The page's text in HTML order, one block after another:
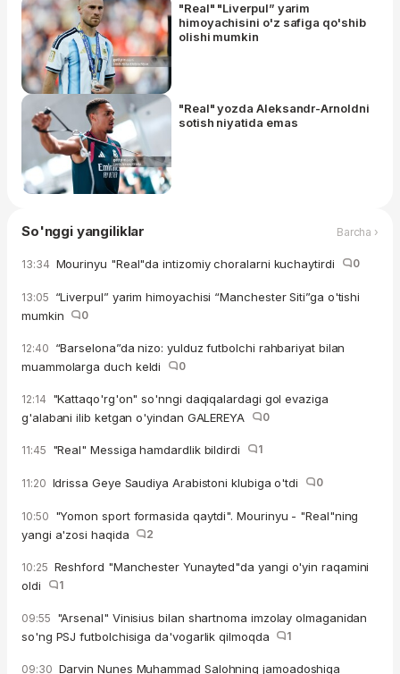
"Real" "Liverpul” yarim
himoyachisini o'z safiga qo'shib
olishi mumkin
"Real" yozda Aleksandr-Arnoldni
sotish niyatida emas
So'nggi yangiliklar Barcha ›
13:34 Mourinyu "Real"da intizomiy choralarni kuchaytirdi 0
13:05 “Liverpul” yarim himoyachisi “Manchester Siti”ga o'tishi
mumkin
0
12:40 “Barselona”da nizo: yulduz futbolchi rahbariyat bilan
muammolarga duch keldi
0
12:14 "Kattaqo'rg'on" so'nngi daqiqalardagi gol evaziga
g'alabani ilib ketgan o'yindan GALEREYA
0
11:45 "Real" Messiga hamdardlik bildirdi 1
11:20 Idrissa Geye Saudiya Arabistoni klubiga o'tdi 0
10:50 "Yomon sport formasida qaytdi". Mourinyu - "Real"ning
yangi a'zosi haqida
2
10:25 Reshford "Manchester Yunayted"da yangi o'yin raqamini
oldi
1
09:55 "Arsenal" Vinisius bilan shartnoma imzolay olmaganidan
so'ng PSJ futbolchisiga da'vogarlik qilmoqda
1
09:30 Darvin Nunes Muhammad Salohning jamoadoshiga